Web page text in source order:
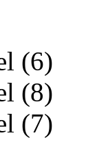
(6)
(8)
(7)